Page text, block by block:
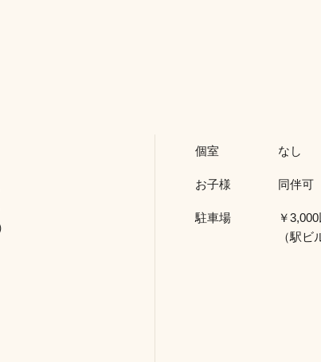
個室 なし
お子様 同伴可
駐車場
￥
（駅